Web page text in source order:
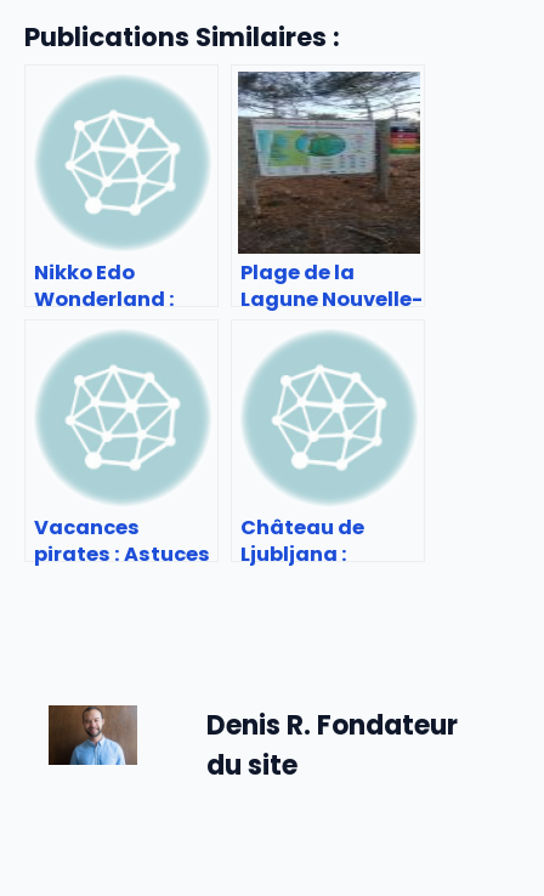
Publications Similaires :
Nikko Edo
Wonderland :
immersion dans
le Japon
d’autrefois
Plage de la
Lagune Nouvelle-
Aquitaine :
escapade nature
et détente
Vacances
pirates : Astuces
Château de
Ljubljana :
Denis R. Fondateur
du site